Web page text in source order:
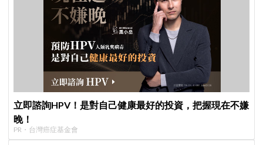
立即諮詢HPV！是對自己健康最好的投資，把握現在不嫌
晚！
PR・台灣癌症基金會